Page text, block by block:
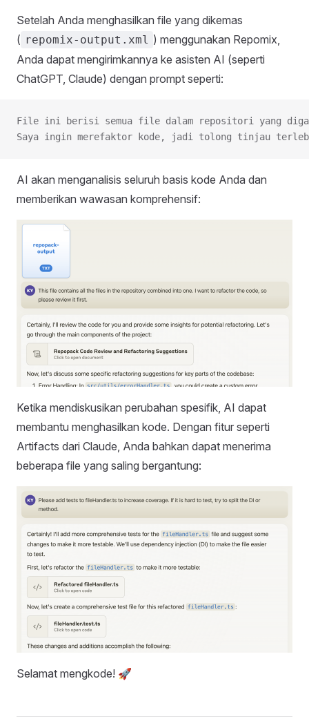
Setelah Anda menghasilkan file yang dikemas
( repomix-output.xml ) menggunakan Repomix,
Anda dapat mengirimkannya ke asisten AI (seperti
ChatGPT, Claude) dengan prompt seperti:
File ini berisi semua file dalam repositori yang
Saya ingin merefaktor kode, jadi tolong tinjau
AI akan menganalisis seluruh basis kode Anda dan
memberikan wawasan komprehensif:
Ketika mendiskusikan perubahan spesifik, AI dapat
membantu menghasilkan kode. Dengan fitur seperti
Artifacts dari Claude, Anda bahkan dapat menerima
beberapa file yang saling bergantung:
Selamat mengkode! 🚀